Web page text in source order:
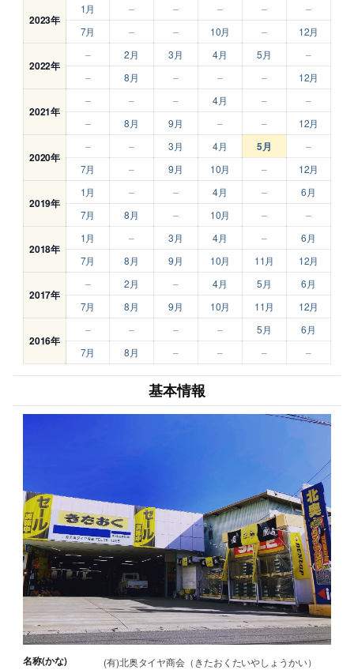
2023年
1月 – – – –
–
7月
– – 10月 – 12月
2022年
– 2月 3月 4月 5月
–
–
8月 – – – 12月
2021年
– – – 4月 –
–
–
8月 9月 – – 12月
2020年
– – 3月 4月 5月
–
7月
– 9月 10月 – 12月
2019年
1月 – – 4月 –
6月
7月
8月 – 10月 – –
2018年
1月 – 3月 4月 –
6月
7月
8月 9月 10月 11月 12月
2017年
– 2月 – 4月 5月
6月
7月
8月 9月 10月 11月 12月
2016年
– – – – 5月
6月
7月
8月 – – – –
基本情報
名称(かな) (有)北奥タイヤ商会（きたおくたいやしょうかい）